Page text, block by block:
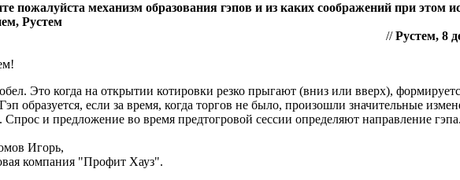
пожалуйста механизм образования гэпов и из каких соображений при этом
Рустем
//Рустем, 8
Это когда на открытии котировки резко прыгают (вниз или вверх),
образуется, если за время, когда торгов не было, произошли значительные
и предложение во время предтогровой сессии определяют направление гэпа.
Игорь,
компания "Профит Хауз".